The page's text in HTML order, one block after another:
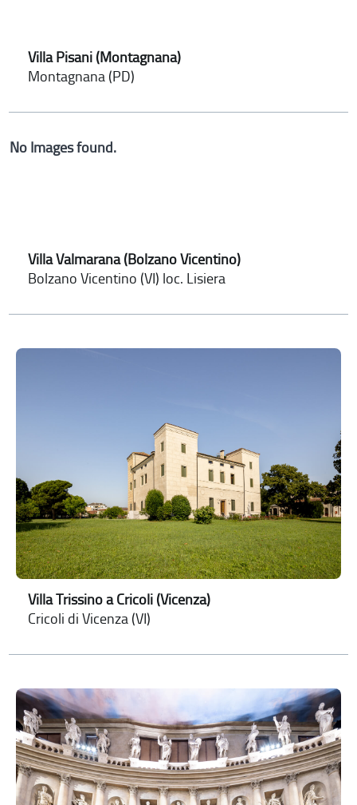
Villa Pisani (Montagnana)
Montagnana (PD)
No Images found.
Villa Valmarana (Bolzano Vicentino)
Bolzano Vicentino (VI) loc. Lisiera
Villa Trissino a Cricoli (Vicenza)
Cricoli di Vicenza (VI)